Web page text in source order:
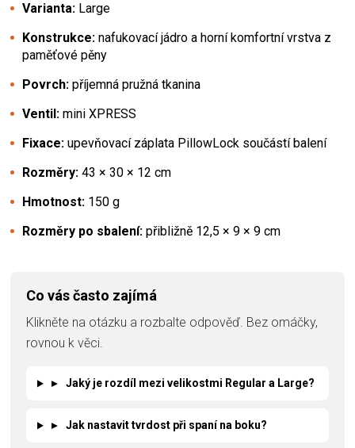
Varianta: Large
Konstrukce: nafukovací jádro a horní komfortní vrstva z
paměťové pěny
Povrch: příjemná pružná tkanina
Ventil: mini XPRESS
Fixace: upevňovací záplata PillowLock součástí balení
Rozměry: 43 × 30 × 12 cm
Hmotnost: 150 g
Rozměry po sbalení: přibližně 12,5 × 9 × 9 cm
Co vás často zajímá
Klikněte na otázku a rozbalte odpověď. Bez omáčky,
rovnou k věci.
▸ Jaký je rozdíl mezi velikostmi Regular a Large?
▸ Jak nastavit tvrdost při spaní na boku?